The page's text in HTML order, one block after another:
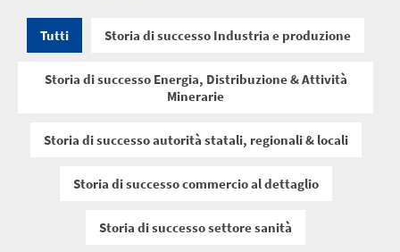
Tutti Storia di successo Industria e produzione
Storia di successo Energia, Distribuzione & Attività
Minerarie
Storia di successo autorità statali, regionali & locali
Storia di successo commercio al dettaglio
Storia di successo settore sanità